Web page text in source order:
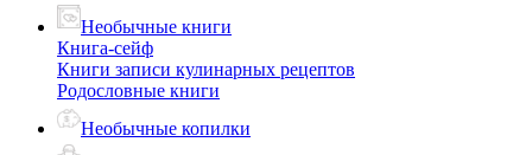
Необычные книги
Книга-сейф
Книги записи кулинарных рецептов
Родословные книги
Необычные копилки